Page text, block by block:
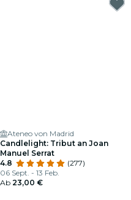
Ateneo von Madrid
Candlelight: Tribut an Joan
Manuel Serrat
4.8
(277)
06 Sept. - 13 Feb.
Ab 23,00 €